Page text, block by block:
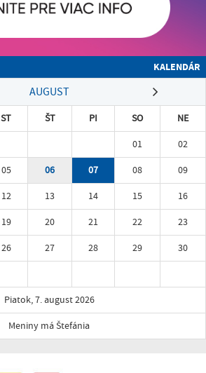
KALENDÁR
AUGUST
ST ŠT PI SO
NE
01
02
05 06 07 08
09
12 13 14 15
16
19 20 21 22
23
26 27 28 29
30
Piatok, 7. august 2026
Meniny má Štefánia